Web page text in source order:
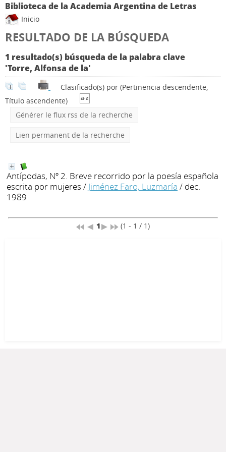
Biblioteca de la Academia Argentina de Letras
Inicio
RESULTADO DE LA BÚSQUEDA
1 resultado(s) búsqueda de la palabra clave
'Torre, Alfonsa de la'
Clasificado(s) por (Pertinencia descendente,
Título ascendente)
Générer le flux rss de la recherche
Lien permanent de la recherche
Antípodas, Nº 2. Breve recorrido por la poesía española
escrita por mujeres / Jiménez Faro, Luzmaría / dec.
1989
1 (1 - 1 / 1)